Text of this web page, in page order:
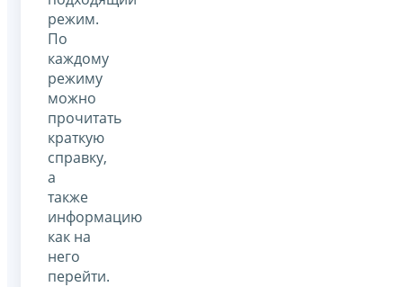
режим.
По
каждому
режиму
можно
прочитать
краткую
справку,
а
также
информацию
как на
него
перейти.